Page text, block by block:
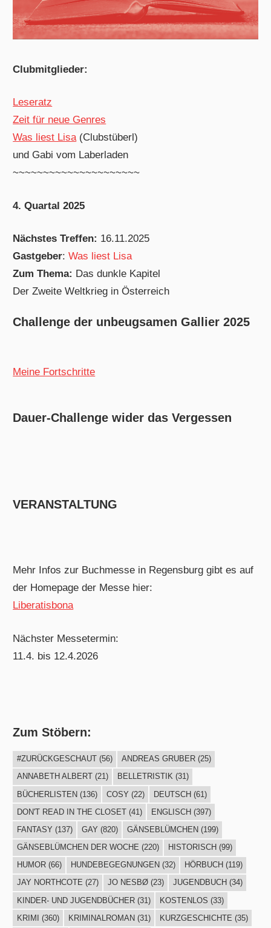
Clubmitglieder:
Leseratz
Zeit für neue Genres
Was liest Lisa(Clubstüberl)
und Gabi vom Laberladen
~~~~~~~~~~~~~~~~~~~~~
4. Quartal 2025
Nächstes Treffen: 16.11.2025
Gastgeber:Was liest Lisa
Zum Thema: Das dunkle Kapitel
Der Zweite Weltkrieg in Österreich
Challenge der unbeugsamen Gallier 2025
Meine Fortschritte
Dauer-Challenge wider das Vergessen
VERANSTALTUNG
Mehr Infos zur Buchmesse in Regensburg gibt es auf
der Homepage der Messe hier:
Liberatisbona
Nächster Messetermin:
11.4. bis 12.4.2026
Zum Stöbern:
#ZURÜCKGESCHAUT(56) ANDREAS GRUBER(25)
ANNABETH ALBERT(21) BELLETRISTIK(31)
BÜCHERLISTEN(136) COSY (22) DEUTSCH(61)
DON'T READ IN THE CLOSET(41) ENGLISCH(397)
FANTASY (137) GAY (820) GÄNSEBLÜMCHEN (199)
GÄNSEBLÜMCHEN DER WOCHE (220) HISTORISCH (99)
HUMOR(66) HUNDEBEGEGNUNGEN (32) HÖRBUCH (119)
JAY NORTHCOTE (27) JO NESBØ(23) JUGENDBUCH (34)
KINDER- UND JUGENDBÜCHER(31) KOSTENLOS (33)
KRIMI
(360) KRIMINALROMAN (31) KURZGESCHICHTE (35)